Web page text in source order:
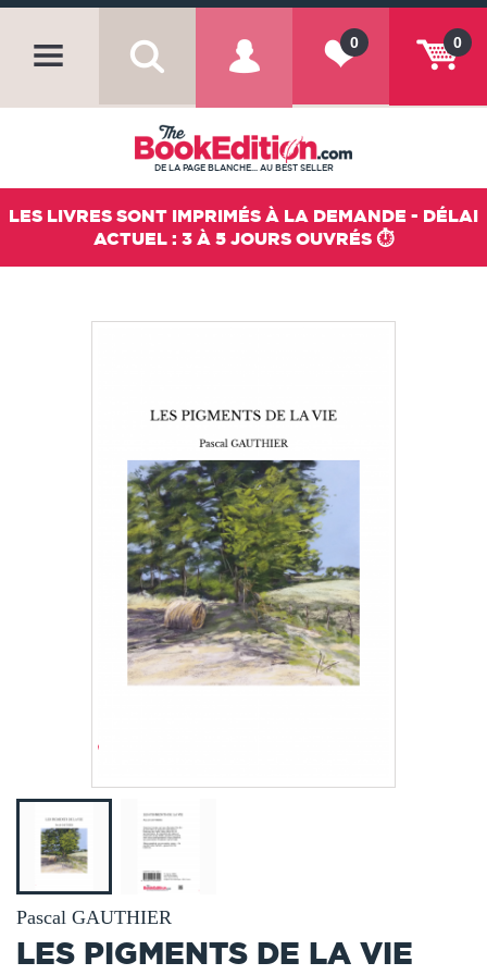
0
0
DE LA PAGE BLANCHE... AU BEST SELLER
LES LIVRES SONT IMPRIMÉS À LA DEMANDE - DÉLAI
ACTUEL : 3 À 5 JOURS OUVRÉS ⏱️
Pascal GAUTHIER
LES PIGMENTS DE LA VIE